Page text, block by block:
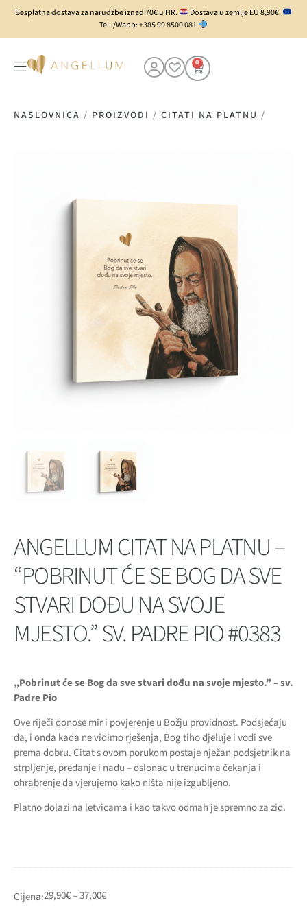
Besplatna dostava za narudžbe iznad 70€ u HR.
Dostava u zemlje EU 8,90€.
Tel.:/Wapp: +385 99 8500 081
0
NASLOVNICA / PROIZVODI / CITATI NA PLATNU /
ANGELLUM CITAT NA PLATNU –
“POBRINUT ĆE SE BOG DA SVE
STVARI DOĐU NA SVOJE
MJESTO.” SV. PADRE PIO #0383
„Pobrinut će se Bog da sve stvari dođu na svoje mjesto.” –sv.
Padre Pio
Ove riječi donose mir i povjerenje u Božju providnost. Podsjećaju
da, i onda kada ne vidimo rješenja, Bog tiho djeluje i vodi sve
prema dobru. Citat s ovom porukom postaje nježan podsjetnik na
strpljenje, predanje i nadu – oslonac u trenucima čekanja i
ohrabrenje da vjerujemo kako ništa nije izgubljeno.
Platno dolazi na letvicama i kao takvo odmah je spremno za zid.
Cijena:29,90€–37,00€